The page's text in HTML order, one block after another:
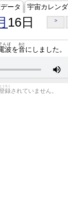
ータ 宇宙カレン
16日 >
波
んぱ
を音
おと
にしました。
録
とうろく
されていません。